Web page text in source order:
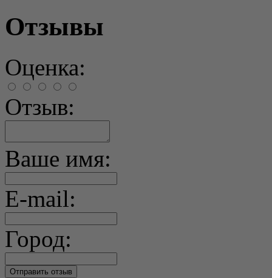
Отзывы
Оценка:
Отзыв:
Ваше имя:
E-mail:
Город: